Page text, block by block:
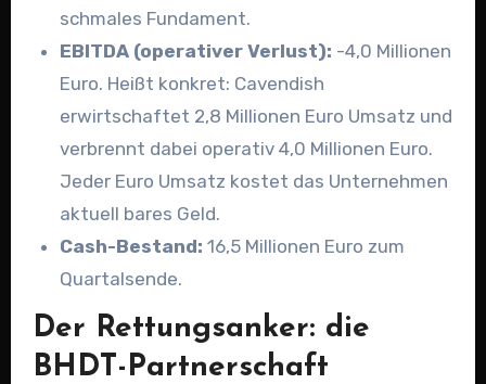
schmales Fundament.
EBITDA (operativer Verlust): -4,0 Millionen
Euro. Heißt konkret: Cavendish
erwirtschaftet 2,8 Millionen Euro Umsatz und
verbrennt dabei operativ 4,0 Millionen Euro.
Jeder Euro Umsatz kostet das Unternehmen
aktuell bares Geld.
Cash-Bestand: 16,5 Millionen Euro zum
Quartalsende.
Der Rettungsanker: die
BHDT-Partnerschaft